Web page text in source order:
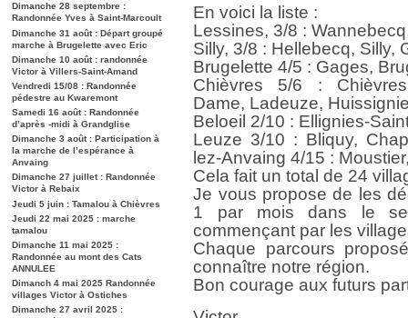
Dimanche 28 septembre :
Randonnée Yves à Saint-Marcoult
Dimanche 31 août : Départ groupé
marche à Brugelette avec Eric
Dimanche 10 août : randonnée
Victor à Villers-Saint-Amand
Vendredi 15/08 : Randonnée
pédestre au Kwaremont
Samedi 16 août : Randonnée
d’après -midi à Grandglise
Dimanche 3 août : Participation à
la marche de l’espérance à
Anvaing
Dimanche 27 juillet : Randonnée
Victor à Rebaix
Jeudi 5 juin : Tamalou à Chièvres
Jeudi 22 mai 2025 : marche
tamalou
Dimanche 11 mai 2025 :
Randonnée au mont des Cats
ANNULEE
Dimanch 4 mai 2025 Randonnée
villages Victor à Ostiches
Dimanche 27 avril 2025 :
En voici la liste :
Lessines, 3/8 :
Silly, 3/8 : Hellebecq, Silly,
Brugelette 4/5 : Gages,
Chièvres 5/6 : Chièvres,
Dame, Ladeuze,
Beloeil 2/10 : Ellignies-
Leuze 3/10 : Bliquy,
lez-Anvaing 4/15 :
Cela fait un total de 24
Je vous propose de les
1 par mois dans le
commençant par les
Chaque parcours
connaître notre région.
Bon courage aux futurs